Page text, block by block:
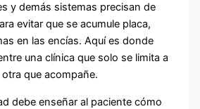
y demás sistemas precisan de
evitar que se acumule placa,
en las encías. Aquí es donde
una clínica que solo se limita a
que acompañe.
debe enseñar al paciente cómo